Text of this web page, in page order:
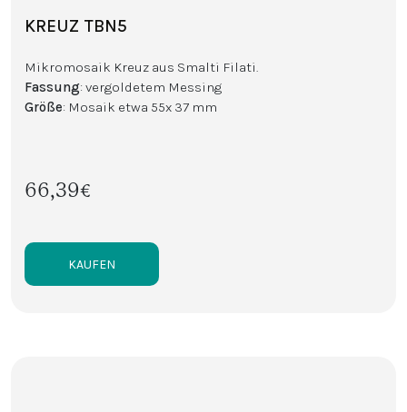
KREUZ TBN5
Mikromosaik Kreuz aus Smalti Filati.
Fassung: vergoldetem Messing
Größe: Mosaik etwa 55x 37 mm
66,39€
KAUFEN